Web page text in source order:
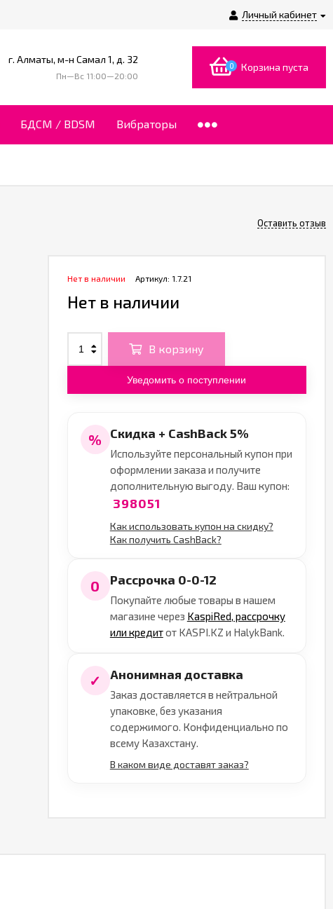
Личный кабинет
г. Алматы, м-н Самал 1, д. 32
Пн—Вс 11:00—20:00
0 Корзина пуста
БДСМ / BDSM Вибраторы
Оставить отзыв
Артикул: 1.7.21
Нет в наличии
Нет в наличии
В корзину
Уведомить о поступлении
% Скидка + CashBack 5%
Используйте персональный купон при
оформлении заказа и получите
дополнительную выгоду. Ваш купон:
398051
Как использовать купон на скидку?
Как получить CashBack?
0 Рассрочка 0-0-12
Покупайте любые товары в нашем
магазине через KaspiRed, рассрочку
или кредитот KASPI.KZ и HalykBank.
✓ Анонимная доставка
Заказ доставляется в нейтральной
упаковке, без указания
содержимого. Конфиденциально по
всему Казахстану.
В каком виде доставят заказ?